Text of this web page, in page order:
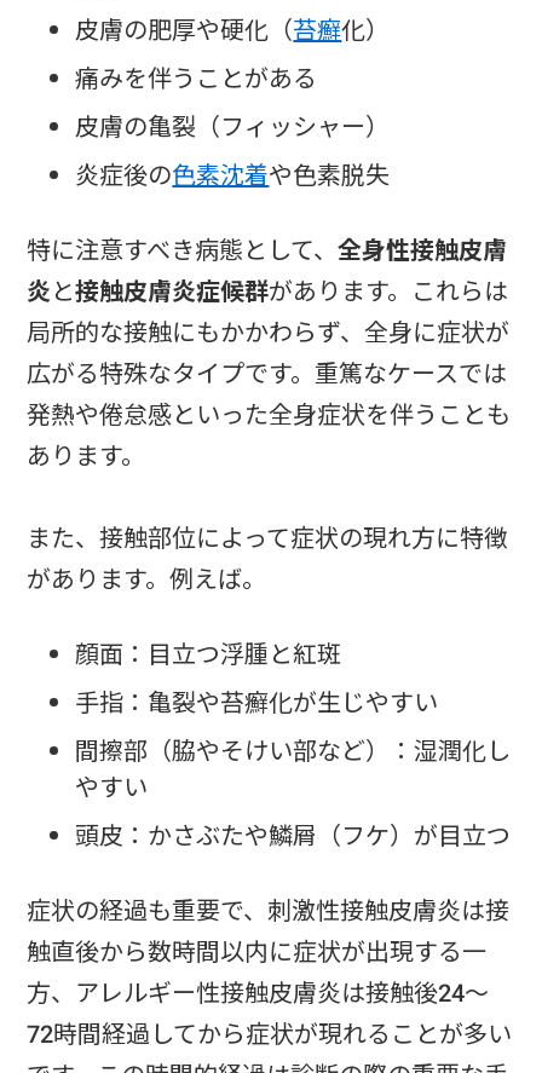
皮膚の肥厚や硬化（苔癬化）
痛みを伴うことがある
皮膚の亀裂（フィッシャー）
炎症後の色素沈着や色素脱失
特に注意すべき病態として、全身性接触皮膚
炎と接触皮膚炎症候群があります。これらは
局所的な接触にもかかわらず、全身に症状が
広がる特殊なタイプです。重篤なケースでは
発熱や倦怠感といった全身症状を伴うことも
あります。
また、接触部位によって症状の現れ方に特徴
があります。例えば。
顔面：目立つ浮腫と紅斑
手指：亀裂や苔癬化が生じやすい
間擦部（脇やそけい部など）：湿潤化し
やすい
頭皮：かさぶたや鱗屑（フケ）が目立つ
症状の経過も重要で、刺激性接触皮膚炎は接
触直後から数時間以内に症状が出現する一
方、アレルギー性接触皮膚炎は接触後24〜
72時間経過してから症状が現れることが多い